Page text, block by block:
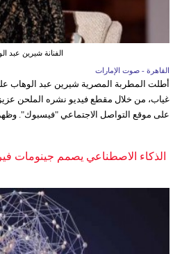
الفنانة شيرين عبد
القاهرة - صوت الإمارات
أطلت المطربة المصرية شيرين عبد الوهاب
غياب، من خلال مقطع فيديو نشره الملحن
على موقع التواصل الاجتماعي "فيسبوك".
الذكاء الاصطناعي يصمم جينومات